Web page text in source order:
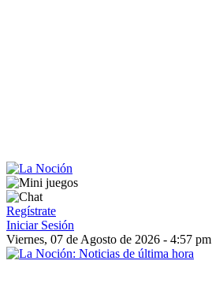
Regístrate
Iniciar Sesión
Viernes, 07 de Agosto de 2026 - 4:57 pm